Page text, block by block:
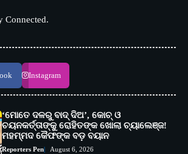
Connected.
Instagram
‘ମୋତେ ଦଳରୁ ବାଦ୍ ଦିଅ’, କୋଚ୍ ଓ
ଚୟନକର୍ତ୍ତାଙ୍କୁ ରୋହିତଙ୍କ ଖୋଲା ଚ୍ୟାଲେଞ୍ଜ!
ମହମ୍ମଦ କୈଫଙ୍କ ବଡ଼ ବୟାନ
Reporters Pen August 6, 2026